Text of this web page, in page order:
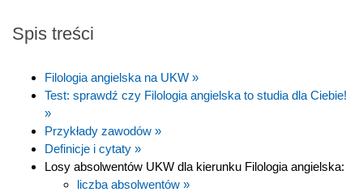
Spis treści
Filologia angielska na UKW »
Test: sprawdź czy Filologia angielska to studia dla Ciebie!
»
Przykłady zawodów »
Definicje i cytaty »
Losy absolwentów UKW dla kierunku Filologia angielska:
liczba absolwentów »